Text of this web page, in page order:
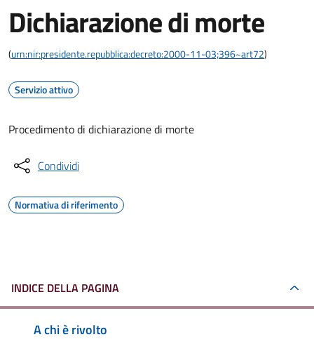
Dichiarazione di morte
(urn:nir:presidente.repubblica:decreto:2000-11-03;396~art72)
Servizio attivo
Procedimento di dichiarazione di morte
Condividi
Normativa di riferimento
INDICE DELLA PAGINA
A chi è rivolto